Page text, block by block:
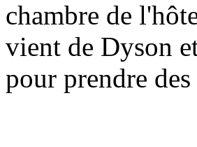
chambre de
vient de Dyson
pour prendre